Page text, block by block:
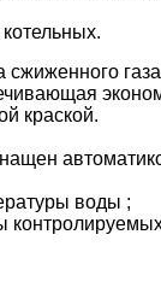
краской.
воды ;